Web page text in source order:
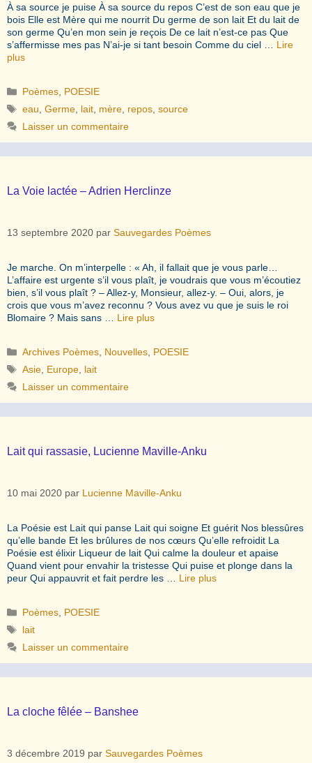
À sa source je puise À sa source du repos C’est de son eau que je
bois Elle est Mère qui me nourrit Du germe de son lait Et du lait de
son germe Qu’en mon sein je reçois De ce lait n’est-ce pas Que
s’affermisse mes pas N’ai-je si tant besoin Comme du ciel … Lire
plus
Catégories
Poèmes POESIE
Étiquettes
eau ,Germe lait mère repos ,source
Laisser un commentaire
La Voie lactée – Adrien Herclinze
13 septembre 2020 par Sauvegardes Poèmes
Je marche. On m’interpelle : « Ah, il fallait que je vous parle…
L’affaire est urgente s’il vous plaît, je voudrais que vous m’écoutiez
bien, s’il vous plaît ? – Allez-y, Monsieur, allez-y. – Oui, alors, je
crois que vous m’avez reconnu ? Vous avez vu que je suis le roi
Blomaire ? Mais sans … Lire plus
Catégories
Archives Poèmes Nouvelles POESIE
Étiquettes
Asie Europe lait
Laisser un commentaire
Lait qui rassasie, Lucienne Maville-Anku
10 mai 2020 par Lucienne Maville-Anku
La Poésie est Lait qui panse Lait qui soigne Et guérit Nos blessûres
qu’elle bande Et les brûlures de nos cœurs Qu’elle refroidit La
Poésie est élixir Liqueur de lait Qui calme la douleur et apaise
Quand vient pour envahir la tristesse Qui puise et plonge dans la
peur Qui appauvrit et fait perdre les … Lire plus
Catégories
Poèmes POESIE
Étiquettes
lait
Laisser un commentaire
La cloche fêlée – Banshee
3 décembre 2019 par Sauvegardes Poèmes